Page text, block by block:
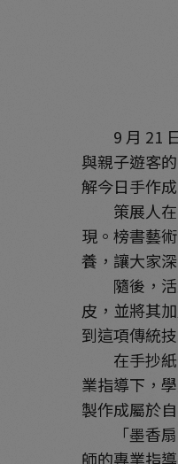
9 月 21 日
與親子遊客
解今日手作
策展人在
現。榜書藝
養，讓大家
隨後，活
皮，並將其
到這項傳統
在手抄紙
業指導下，
製作成屬於
「墨香扇
師的專業指